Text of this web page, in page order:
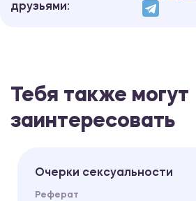
друзьями:
Тебя также могут
заинтересовать
Очерки сексуальности
Реферат